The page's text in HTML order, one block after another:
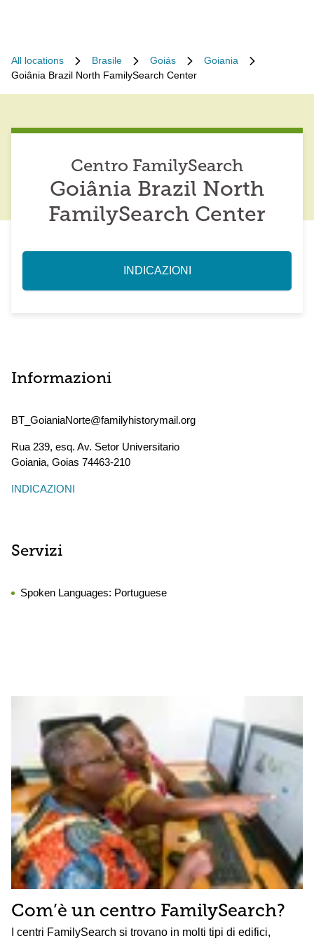
All locations Brasile Goiás
Goiania
Goiânia Brazil North FamilySearch Center
Centro FamilySearch
Goiânia Brazil North
FamilySearch Center
INDICAZIONI
Informazioni
BT_GoianiaNorte@familyhistorymail.org
Rua 239, esq. Av. Setor Universitario
Goiania, Goias 74463-210
INDICAZIONI
Servizi
Spoken Languages: Portuguese
Com’è un centro FamilySearch?
I centri FamilySearch si trovano in molti tipi di edifici,